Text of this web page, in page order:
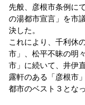
先般、彦根市条例に
の湯都市宣言」を市
決した。
これにより、千利休
市」、松平不昧の明
市」に続いて、井伊
露軒のある「彦根市
都市のベスト３となっ